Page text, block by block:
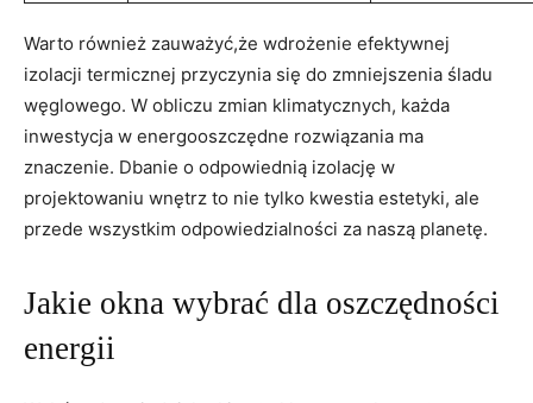
Warto również zauważyć,że ⁢wdrożenie efektywnej
izolacji termicznej przyczynia się do zmniejszenia śladu
węglowego. W‍ obliczu zmian klimatycznych, każda
inwestycja w⁢ energooszczędne​ rozwiązania ma
znaczenie. Dbanie o odpowiednią izolację w
‍projektowaniu wnętrz to nie tylko kwestia estetyki,⁢ ale
przede wszystkim odpowiedzialności za ⁢naszą planetę.
Jakie okna wybrać⁤ dla oszczędności
energii